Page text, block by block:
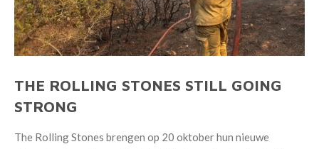
THE ROLLING STONES STILL GOING
STRONG
The Rolling Stones brengen op 20 oktober hun nieuwe